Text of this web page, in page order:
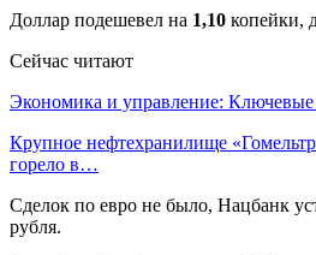
Доллар подешевел на 1,10 копейки,
Сейчас читают
Экономика и управление:
Крупное нефтехранилище
горело в…
Сделок по евро не было, Нацбанк
рубля.